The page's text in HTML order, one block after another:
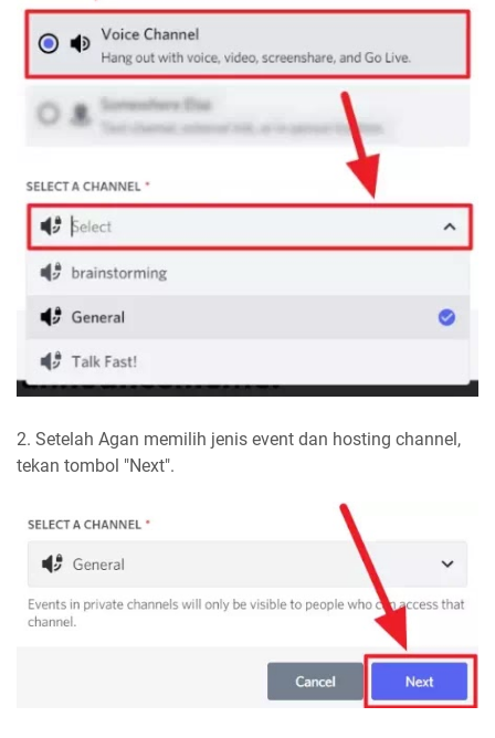
2. Setelah Agan memilih jenis event dan hosting channel,
tekan tombol "Next".